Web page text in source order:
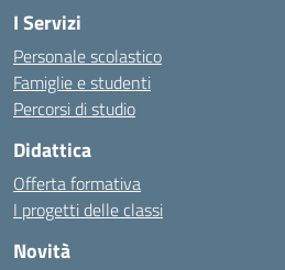
I Servizi
Personale scolastico
Famiglie e studenti
Percorsi di studio
Didattica
Offerta formativa
I progetti delle classi
Novità